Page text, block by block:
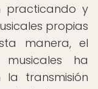
practicando y
propias
manera, el
ha
transmisión